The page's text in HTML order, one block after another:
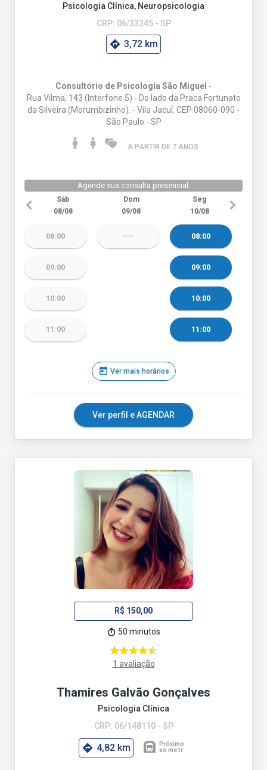
Psicologia Clínica, Neuropsicologia
CRP: 06/33245 - SP
3,72 km
Consultório de Psicologia São Miguel -
Rua Vilma, 143 (Interfone 5) - Do lado da Praca Fortunato
da Silveira (Morumbizinho). - Vila Jacuí, CEP 08060-090 -
São Paulo - SP
A PARTIR DE 7 ANOS
Agende sua consulta presencial:
Sáb
08/08
Dom
09/08
Seg
10/08
08:00
09:00
10:00
11:00
--- 08:00
09:00
10:00
11:00
today Ver mais horários
Ver perfil e AGENDAR
R$ 150,00
50 minutos
1 avaliação
Thamires Galvão Gonçalves
Psicologia Clínica
CRP: 06/148110 - SP
4,82 km